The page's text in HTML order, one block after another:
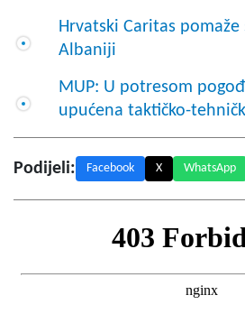
Hrvatski Caritas
Albaniji
MUP: U potresom
upućena taktičko-
Podijeli: Facebook X WhatsApp